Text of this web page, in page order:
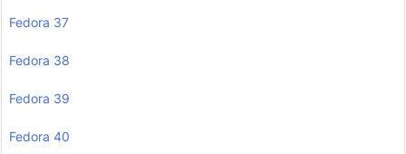
Fedora 37
Fedora 38
Fedora 39
Fedora 40